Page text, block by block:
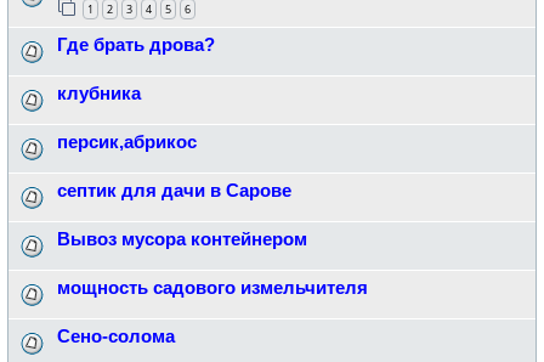
1 2 3 4 5 6
Где брать дрова?
клубника
персик,абрикос
септик для дачи в Сарове
Вывоз мусора контейнером
мощность садового измельчителя
Сено-солома